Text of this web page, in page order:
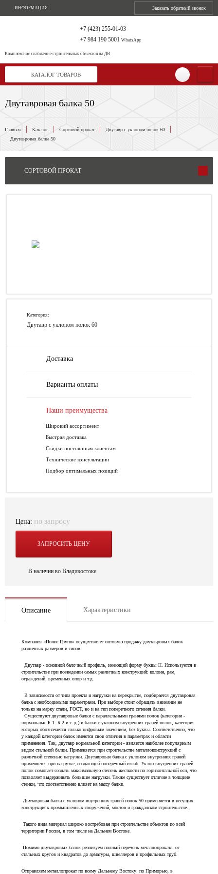
ИНФОРМАЦИЯ Заказать обратный звонок
Комплексное снабжение строительных объектов на ДВ
+7 (423) 255-01-03
+7 984 190 5001 WhatsApp
КАТАЛОГ ТОВАРОВ
Двутавровая балка 50
Главная Каталог Сортовой прокат
Двутавр с уклоном полок 60
Двутавровая балка 50
СОРТОВОЙ ПРОКАТ
Категория:
Двутавр с уклоном полок 60
Доставка
Варианты оплаты
Наши преимущества
Широкий ассортимент
Быстрая доставка
Скидки постоянным клиентам
Технические консультации
Подбор оптимальных позиций
Цена: по запросу
ЗАПРОСИТЬ ЦЕНУ
В наличии во Владивостоке
Описание Характеристики
Компания «Полис Групп» осуществляет оптовую продажу двутавровых балок
различных размеров и типов.
Двутавр - основной балочный профиль, имеющий форму буквы Н. Используется в
строительстве при возведении самых различных конструкций: колонн, рам,
ограждений, временных опор и т.д.
В зависимости от типа проекта и нагрузки на перекрытие, подбирается двутавровая
балка с необходимыми параметрами. При выборе стоит обращать внимание не
только на марку стали, ГОСТ, но и на тип поперечного сечения балки.
Существуют двутавровые балки с параллельными гранями полок (категории -
нормальные Б 1. Б 2 и т. д.) и балки с уклоном внутренних граней полок, категория
которых обозначается только цифровым значением, без буквы. Соответственно, что
у каждой категории балок имеются свои отличия в параметрах и области
применения. Так, двутавр нормальной категории - является наиболее популярным
видом стальной балки. Применяется при строительстве металлоконструкций с
различной степенью нагрузки. Двутавровая балка с уклоном внутренних граней
применяется при нагрузке, создающей поперечный изгиб. Уклон внутренних граней
полок помогает создать максимальную степень жесткости по горизонтальной оси, что
позволяет выдерживать большие нагрузки. Также существует отличие в толщине
стенки, что соответственно влияет на массу балки.
Двутавровая балка с уклоном внутренних граней полок 50 применяется в несущих
конструкциях промышленных сооружений, мостов и гражданском строительстве.
Такого вида материал широко востребован при строительстве объектов по всей
территории России, в том числе на Дальнем Востоке.
Помимо двутавровых балок реализуем полный перечень металлопроката: от
стальных кругов и квадратов до арматуры, швеллеров и профильных труб.
Отправляем металлопрокат по всему Дальнему Востоку: по Приморью, в